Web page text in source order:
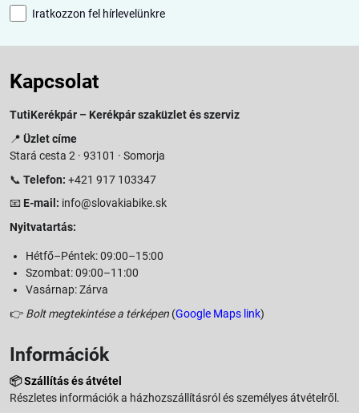
Iratkozzon fel hírlevelünkre
Kapcsolat
TutiKerékpár – Kerékpár szaküzlet és szerviz
📍 Üzlet címe
Stará cesta 2 · 93101 · Somorja
📞 Telefon: +421 917 103347
📧 E-mail: info@slovakiabike.sk
Nyitvatartás:
Hétfő–Péntek: 09:00–15:00
Szombat: 09:00–11:00
Vasárnap: Zárva
👉 Bolt megtekintése a térképen (Google Maps link)
Információk
📦Szállítás és átvétel
Részletes információk a házhozszállításról és személyes átvételről.